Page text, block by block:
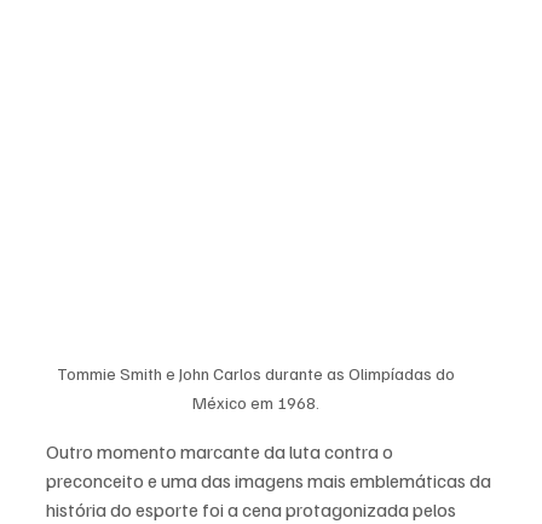
Tommie Smith e John Carlos durante as Olimpíadas do
México em 1968.
Outro momento marcante da luta contra o
preconceito e uma das imagens mais emblemáticas da
história do esporte foi a cena protagonizada pelos